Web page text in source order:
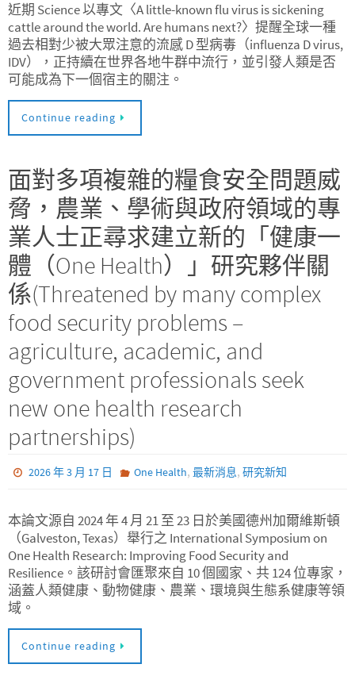
近期 Science 以專文〈A little-known flu virus is sickening
cattle around the world. Are humans next?〉提醒全球一種
過去相對少被大眾注意的流感 D 型病毒（influenza D virus,
IDV），正持續在世界各地牛群中流行，並引發人類是否
可能成為下一個宿主的關注。
Continue reading
面對多項複雜的糧食安全問題威
脅，農業、學術與政府領域的專
業人士正尋求建立新的「健康一
體（One Health）」研究夥伴關
係(Threatened by many complex
food security problems –
agriculture, academic, and
government professionals seek
new one health research
partnerships)
2026 年 3 月 17 日 One Health, 最新消息, 研究新知
本論文源自 2024 年 4 月 21 至 23 日於美國德州加爾維斯頓
（Galveston, Texas）舉行之 International Symposium on
One Health Research: Improving Food Security and
Resilience。該研討會匯聚來自 10 個國家、共 124 位專家，
涵蓋人類健康、動物健康、農業、環境與生態系健康等領
域。
Continue reading